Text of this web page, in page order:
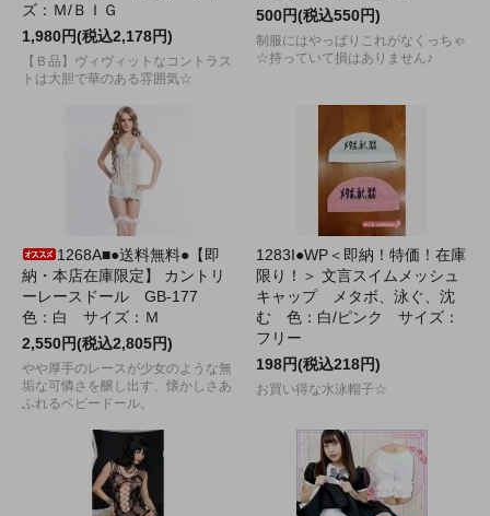
ズ：Ｍ/ＢＩＧ
1,980円(税込2,178円)
【Ｂ品】ヴィヴィットなコントラス
トは大胆で華のある雰囲気☆
500円(税込550円)
制服にはやっぱりこれがなくっちゃ
☆持っていて損はありません♪
1268A■●送料無料●【即
納・本店在庫限定】 カントリ
ーレースドール GB-177
色：白 サイズ：Ｍ
2,550円(税込2,805円)
やや厚手のレースが少女のような無
垢な可憐さを醸し出す、懐かしさあ
ふれるベビードール。
1283I●WP＜即納！特価！在庫
限り！＞ 文言スイムメッシュ
キャップ メタボ、泳ぐ、沈
む 色：白/ピンク サイズ：
フリー
198円(税込218円)
お買い得な水泳帽子☆